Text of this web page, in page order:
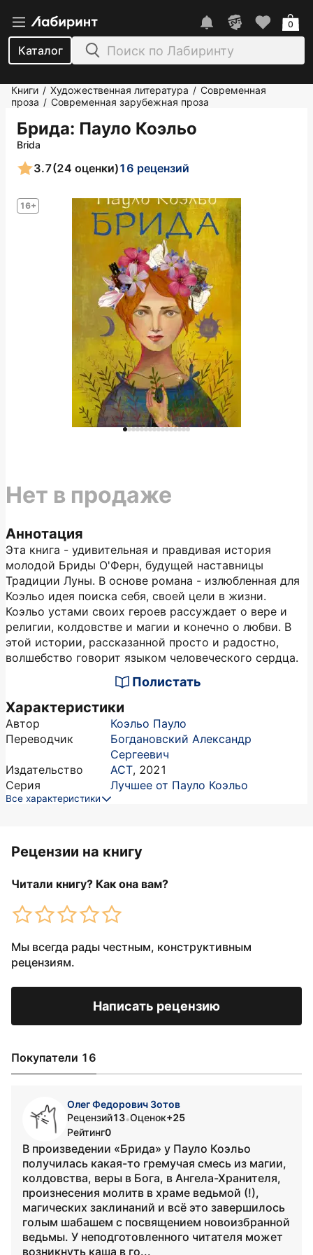
Каталог
0
Книги / Художественная литература / Современная
проза / Современная зарубежная проза
Брида: Пауло Коэльо
Brida
16+
3.7(24 оценки)16 рецензий
Аннотация
Эта книга - удивительная и правдивая история
молодой Бриды О'Ферн, будущей наставницы
Традиции Луны. В основе романа - излюбленная для
Коэльо идея поиска себя, своей цели в жизни.
Коэльо устами своих героев рассуждает о вере и
религии, колдовстве и магии и конечно о любви. В
этой истории, рассказанной просто и радостно,
волшебство говорит языком человеческого сердца.
Полистать
Характеристики
Автор
Коэльо Пауло
Переводчик
Богдановский Александр
Сергеевич
Издательство
АСТ, 2021
Серия
Лучшее от Пауло Коэльо
Все характеристики
Нет в продаже
Рецензии на книгу
Читали книгу? Как она вам?
Мы всегда рады честным, конструктивным
рецензиям.
Написать рецензию
Покупатели 16
Олег Федорович Зотов
Рецензий13•Оценок+25
Рейтинг0
В произведении «Брида» у Пауло Коэльо
получилась какая-то гремучая смесь из магии,
колдовства, веры в Бога, в Ангела-Хранителя,
произнесения молитв в храме ведьмой (!),
магических заклинаний и всё это завершилось
голым шабашем с посвящением новоизбранной
ведьмы. У неподготовленного читателя может
возникнуть каша в го...